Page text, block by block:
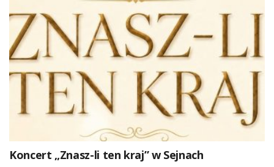
Koncert „Znasz-li ten kraj” w Sejnach